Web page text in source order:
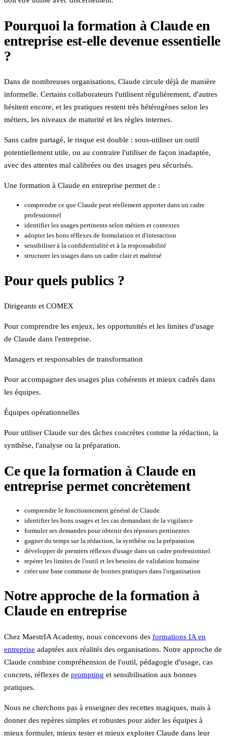
Pourquoi la formation à Claude en
entreprise est-elle devenue essentielle
?
Dans de nombreuses organisations, Claude circule déjà de manière
informelle. Certains collaborateurs l'utilisent régulièrement, d'autres
hésitent encore, et les pratiques restent très hétérogènes selon les
métiers, les niveaux de maturité et les règles internes.
Sans cadre partagé, le risque est double : sous-utiliser un outil
potentiellement utile, ou au contraire l'utiliser de façon inadaptée,
avec des attentes mal calibrées ou des usages peu sécurisés.
Une formation à Claude en entreprise permet de :
comprendre ce que Claude peut réellement apporter dans un cadre
professionnel
identifier les usages pertinents selon métiers et contextes
adopter les bons réflexes de formulation et d'interaction
sensibiliser à la confidentialité et à la responsabilité
structurer les usages dans un cadre clair et maîtrisé
Pour quels publics ?
Dirigeants et COMEX
Pour comprendre les enjeux, les opportunités et les limites d'usage
de Claude dans l'entreprise.
Managers et responsables de transformation
Pour accompagner des usages plus cohérents et mieux cadrés dans
les équipes.
Équipes opérationnelles
Pour utiliser Claude sur des tâches concrètes comme la rédaction, la
synthèse, l'analyse ou la préparation.
Ce que la formation à Claude en
entreprise permet concrètement
comprendre le fonctionnement général de Claude
identifier les bons usages et les cas demandant de la vigilance
formuler ses demandes pour obtenir des réponses pertinentes
gagner du temps sur la rédaction, la synthèse ou la préparation
développer de premiers réflexes d'usage dans un cadre professionnel
repérer les limites de l'outil et les besoins de validation humaine
créer une base commune de bonnes pratiques dans l'organisation
Notre approche de la formation à
Claude en entreprise
Chez MaestrIA Academy, nous concevons des formations IA en
entreprise adaptées aux réalités des organisations. Notre approche de
Claude combine compréhension de l'outil, pédagogie d'usage, cas
concrets, réflexes de prompting et sensibilisation aux bonnes
pratiques.
Nous ne cherchons pas à enseigner des recettes magiques, mais à
donner des repères simples et robustes pour aider les équipes à
mieux formuler, mieux tester et mieux exploiter Claude dans leur